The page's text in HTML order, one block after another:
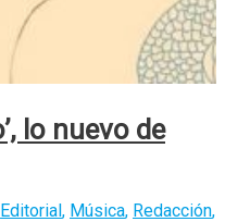
lo nuevo de
Editorial, Música, Redacción,